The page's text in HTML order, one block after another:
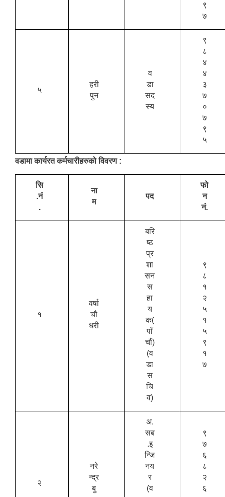
९
७
५
हरी
पुन
व
डा
सद
स्य
९
८
४
४
३
७
०
७
९
५
वडामा कार्यरत कर्मचारीहरुको विवरण :
सि
.नं
.
ना
म
पद
फो
न
नं.
१
वर्षा
चौ
धरी
बरि
ष्ठ
प्र
शा
सन
स
हा
य
क(
पाँ
चौं)
(व
डा
स
चि
व)
९
८
१
२
५
१
५
९
१
७
२
नरे
न्द्र
बु
अ.
सब
.इ
न्जि
नय
र
(व
९
७
६
८
२
६